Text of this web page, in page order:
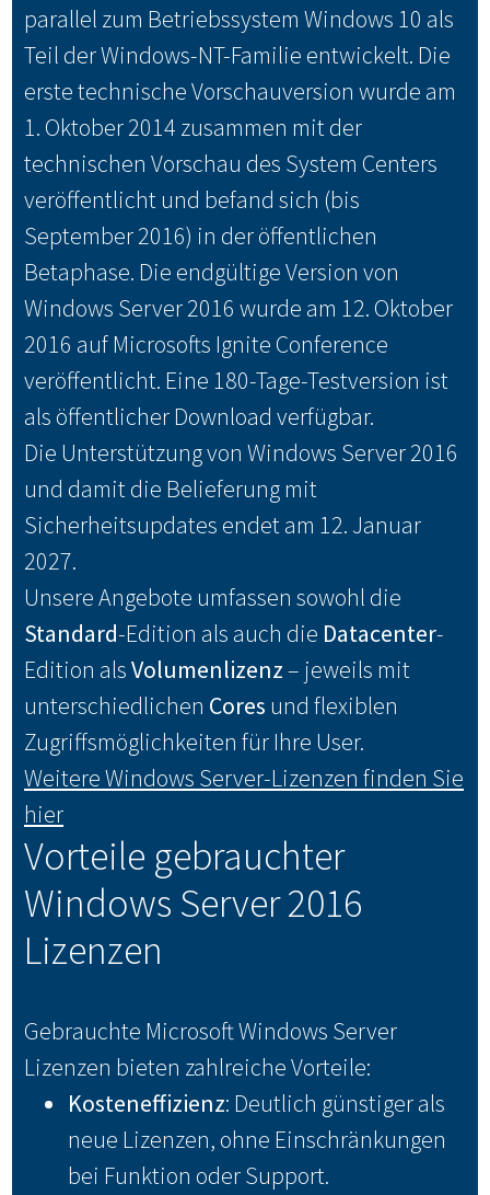
parallel zum Betriebssystem Windows 10 als
Teil der Windows-NT-Familie entwickelt. Die
erste technische Vorschauversion wurde am
1. Oktober 2014 zusammen mit der
technischen Vorschau des System Centers
veröffentlicht und befand sich (bis
September 2016) in der öffentlichen
Betaphase. Die endgültige Version von
Windows Server 2016 wurde am 12. Oktober
2016 auf Microsofts Ignite Conference
veröffentlicht. Eine 180-Tage-Testversion ist
als öffentlicher Download verfügbar.
Die Unterstützung von Windows Server 2016
und damit die Belieferung mit
Sicherheitsupdates endet am 12. Januar
2027.
Unsere Angebote umfassen sowohl die
Standard-Edition als auch die Datacenter-
Edition alsVolumenlizenz– jeweils mit
unterschiedlichen Cores und flexiblen
Zugriffsmöglichkeiten für Ihre User.
Weitere Windows Server-Lizenzen finden Sie
hier
Vorteile gebrauchter
Windows Server 2016
Lizenzen
Gebrauchte Microsoft Windows Server
Lizenzen bieten zahlreiche Vorteile:
Kosteneffizienz: Deutlich günstiger als
neue Lizenzen, ohne Einschränkungen
bei Funktion oder Support.